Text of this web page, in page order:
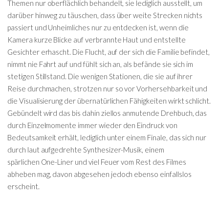
Themen nur oberflächlich behandelt, sie lediglich ausstellt, um
darüber hinweg zu täuschen, dass über weite Strecken nichts
passiert und Unheimliches nur zu entdecken ist, wenn die
Kamera kurze Blicke auf verbrannte Haut und entstellte
Gesichter erhascht. Die Flucht, auf der sich die Familie befindet,
nimmt nie Fahrt auf und fühlt sich an, als befände sie sich im
stetigen Stillstand. Die wenigen Stationen, die sie auf ihrer
Reise durchmachen, strotzen nur so vor Vorhersehbarkeit und
die Visualisierung der übernatürlichen Fähigkeiten wirkt schlicht.
Gebündelt wird das bis dahin ziellos anmutende Drehbuch, das
durch Einzelmomente immer wieder den Eindruck von
Bedeutsamkeit erhält, lediglich unter einem Finale, das sich nur
durch laut aufgedrehte Synthesizer-Musik, einem
spärlichen One-Liner und viel Feuer vom Rest des Filmes
abheben mag, davon abgesehen jedoch ebenso einfallslos
erscheint.